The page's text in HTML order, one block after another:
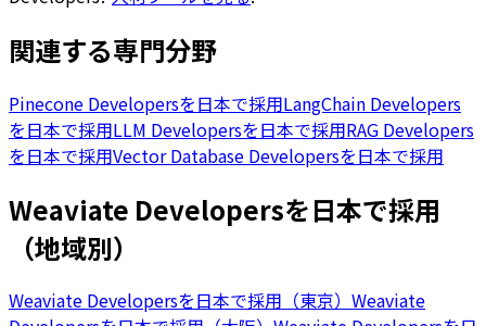
関連する専門分野
Pinecone Developersを日本で採用LangChain Developers
を日本で採用LLM Developersを日本で採用RAG Developers
を日本で採用Vector Database Developersを日本で採用
Weaviate Developersを日本で採用
（地域別）
Weaviate Developersを日本で採用（東京） Weaviate